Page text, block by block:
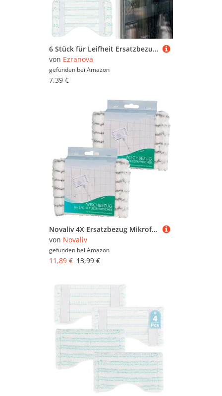
6 Stück für Leifheit Ersatzbezug Bath Cleaner Set,für Starke Dekontamination, Fliesenwischer Ideal,Moppbezug aus Mikrofaser mit Spezialborsten, Bodenwischer Ersatzbezug
von Ezranova
gefunden bei Amazon
7,39 €
Novaliv 4X Ersatzbezug Mikrofaser Bezug Fliesenreiniger Bad Wand Fliesenwischer Badwischer Fliesenputzer Bad Mop
von Novaliv
gefunden bei Amazon
11,89 € 13,99 €